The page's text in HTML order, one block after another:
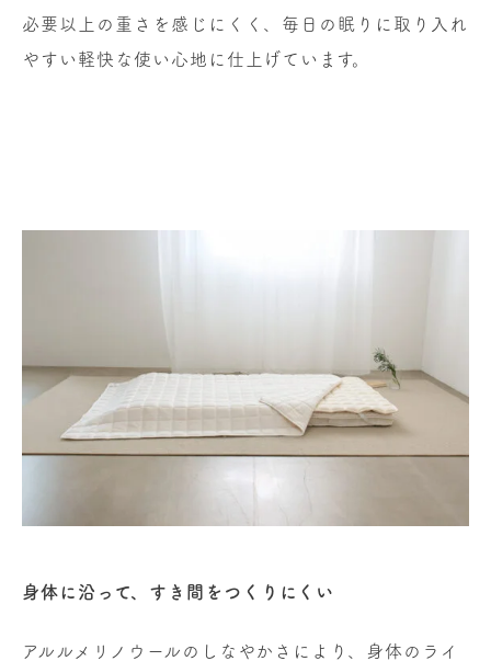
必要以上の重さを感じにくく、毎日の眠りに取り入れ
やすい軽快な使い心地に仕上げています。
身体に沿って、すき間をつくりにくい
アルルメリノウールのしなやかさにより、身体のライ